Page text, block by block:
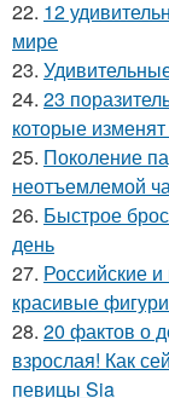
22. 12
мире
23.
24. 23
которые
25. Поколение
неотъемлемой
26. Быстрое
день
27. Российские
красивые
28. 20 фактов о
взрослая! Как
певицы Sia